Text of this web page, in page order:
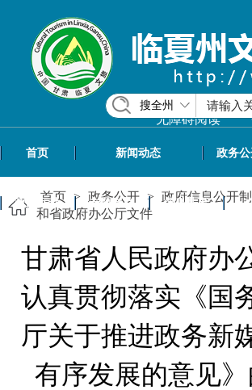
无障碍阅读
搜全州
首页 新闻动态 政务
政民互动 专题专栏 信息共享
首页 > 政务公开 > 政府信息公开
和省政府办公厅文件
甘肃省人民政府办
认真贯彻落实《国
厅关于推进政务新
有序发展的意见